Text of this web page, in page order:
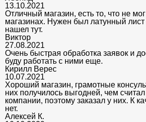
13.10.2021
Отличный магазин, есть то, что не
магазинах. Нужен был латунный
нашел тут.
Виктор
27.08.2021
Очень быстрая обработка заявок и
буду работать с ними еще.
Кирилл Верес
10.07.2021
Хороший магазин, грамотные
них получилось выгодней, чем считал
компании, поэтому заказал у них. К
нет.
Алексей К.